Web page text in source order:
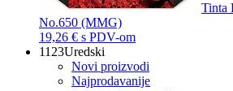
Tinta
No.650 (MMG)
19,26 € s PDV-om
1123Uredski
Novi proizvodi
Najprodavanije